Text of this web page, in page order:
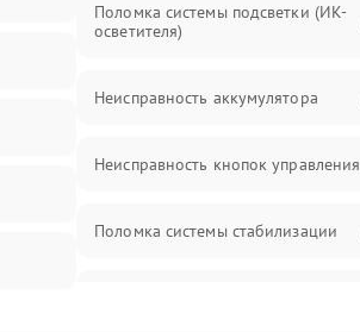
Поломка системы подсветки (ИК-
осветителя)
Неисправность аккумулятора
Неисправность кнопок управления
Поломка системы стабилизации